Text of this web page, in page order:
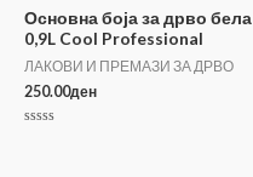
Основна боја за дрво бела
0,9L Cool Professional
ЛАКОВИ И ПРЕМАЗИ ЗА ДРВО
250.00ден